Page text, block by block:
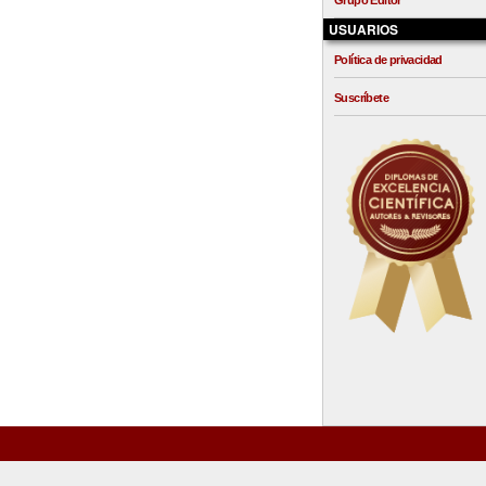
USUARIOS
Política de privacidad
Suscríbete